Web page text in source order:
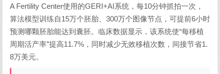
A Fertility Center使用的GERI+AI系统，每10分钟抓拍一次，
算法模型训练自15万个胚胎、300万个图像节点，可提前6小时
预测哪颗胚胎能达到囊胚。临床数据显示，该系统使“每移植
周期活产率”提高11.7%，同时减少无效移植次数，间接节省1.
8万美元。